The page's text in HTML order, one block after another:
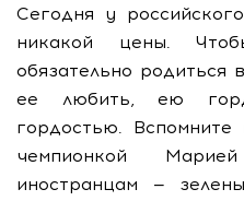
Сегодня у
никакой цены.
обязательно родиться
ее любить, ею
гордостью.
чемпионкой
иностранцам —